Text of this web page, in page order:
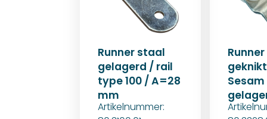
Runner staal
gelagerd / rail
type 100 / A=28
mm
Artikelnummer: